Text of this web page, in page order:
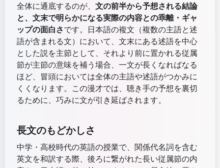
全体に通底するのが、 文の前半から予想される結論
と、文末で明らかになる実際の内容との乖離・ギャ
ップの面白さです。日本語の複文（複数の主語と述
語が含まれる文）において、文末にある述語を中心
とした説を主節として、それより前に置かれる従属
節が主節の意味を補う場合、一文が長くなればなる
ほど、冒頭においては全体の主語や述語がつかみに
くくなります。この漫才では、聴き手の予想を裏切
るために、巧みに文が引き延ばされます。
長文のもどかしさ
中学・高校時代の英語の授業で、関係代名詞を含む
英文を和訳する際、後ろに繋がれた長い従属節の内